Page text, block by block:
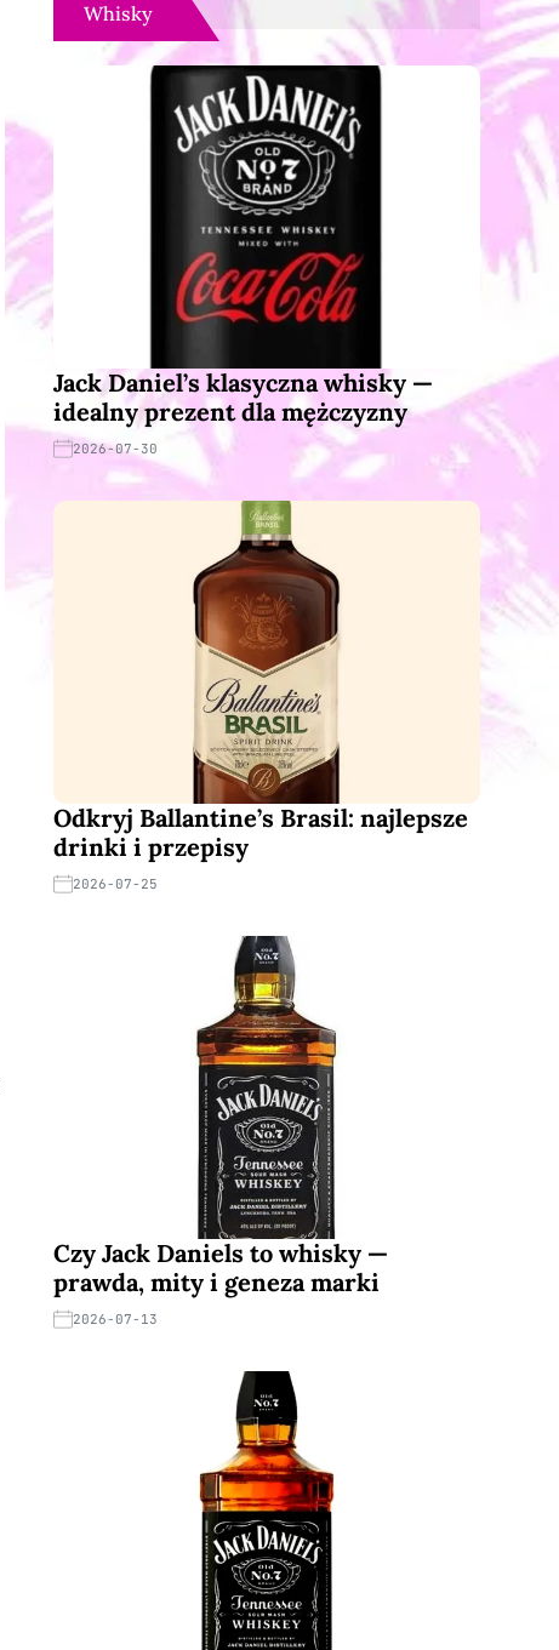
Whisky
Jack Daniel’s klasyczna whisky —
idealny prezent dla mężczyzny
2026-07-30
Odkryj Ballantine’s Brasil: najlepsze
drinki i przepisy
2026-07-25
Czy Jack Daniels to whisky —
prawda, mity i geneza marki
2026-07-13